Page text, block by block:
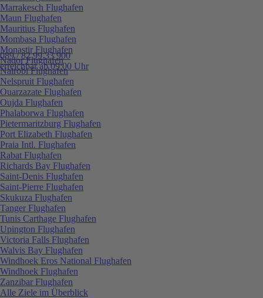
089 / 82 99 33 900
erreichbar ab 09:00 Uhr
Marrakesch Flughafen
Maun Flughafen
Mauritius Flughafen
Mombasa Flughafen
Monastir Flughafen
Nador Flughafen
Nairobi Flughafen
Nelspruit Flughafen
Ouarzazate Flughafen
Oujda Flughafen
Phalaborwa Flughafen
Pietermaritzburg Flughafen
Port Elizabeth Flughafen
Praia Intl. Flughafen
Rabat Flughafen
Richards Bay Flughafen
Saint-Denis Flughafen
Saint-Pierre Flughafen
Skukuza Flughafen
Tanger Flughafen
Tunis Carthage Flughafen
Upington Flughafen
Victoria Falls Flughafen
Walvis Bay Flughafen
Windhoek Eros National Flughafen
Windhoek Flughafen
Zanzibar Flughafen
Alle Ziele im Überblick